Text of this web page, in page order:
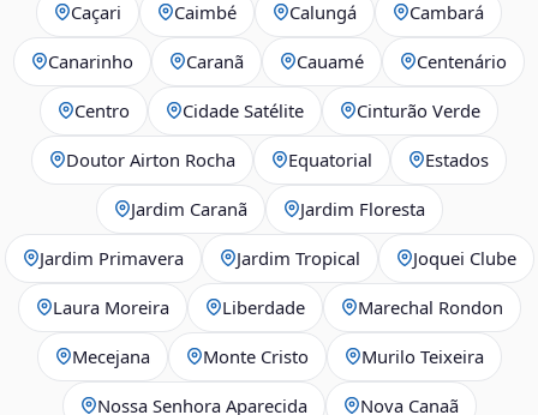
Caçari Caimbé Calungá Cambará
Canarinho Caranã Cauamé Centenário
Centro Cidade Satélite Cinturão Verde
Doutor Airton Rocha Equatorial Estados
Jardim Caranã Jardim Floresta
Jardim Primavera Jardim Tropical Joquei Clube
Laura Moreira Liberdade Marechal Rondon
Mecejana Monte Cristo Murilo Teixeira
Nossa Senhora Aparecida Nova Canaã